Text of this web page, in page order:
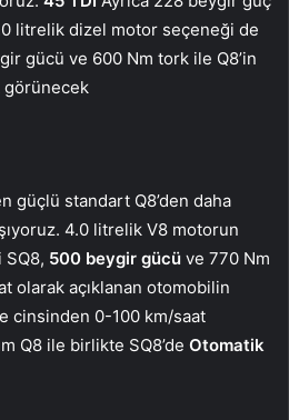
litrelik dizel motor seçeneği de
gücü ve 600 Nm tork ile Q8’in
görünecek
güçlü standart Q8’den daha
4.0 litrelik V8 motorun
500 beygir gücü ve 770 Nm
olarak açıklanan otomobilin
cinsinden 0-100 km/saat
Q8 ile birlikte SQ8’de Otomatik